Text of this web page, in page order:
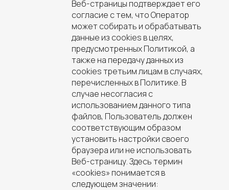
Веб-страницы подтверждает его
согласие с тем, что Оператор
может собирать и обрабатывать
данные из cookies в целях,
предусмотренных Политикой, а
также на передачу данных из
cookies третьим лицам в случаях,
перечисленных в Политике. В
случае несогласия с
использованием данного типа
файлов, Пользователь должен
соответствующим образом
установить настройки своего
браузера или не использовать
Веб-страницу. Здесь термин
«cookies» понимается в
следующем значении: